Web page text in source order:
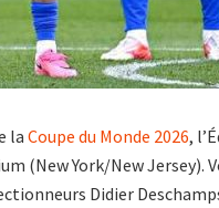
la Coupe du Monde 2026,
(New York/New Jersey).
Didier